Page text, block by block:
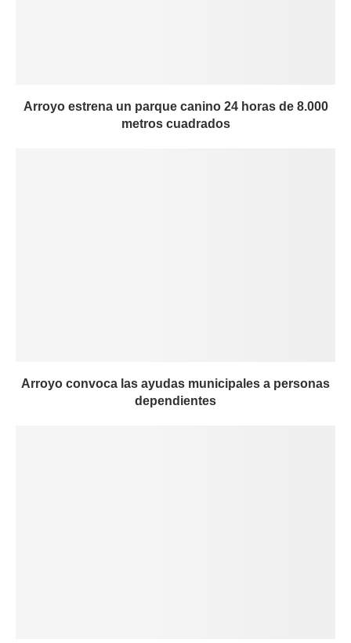
Arroyo estrena un parque canino 24 horas de 8.000
metros cuadrados
Arroyo convoca las ayudas municipales a personas
dependientes